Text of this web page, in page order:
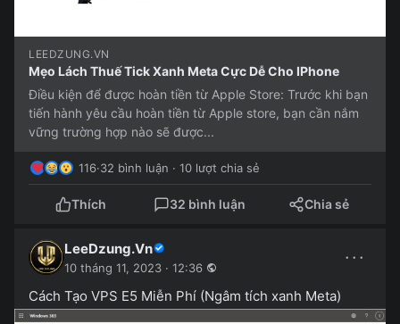
LEEDZUNG.VN
Mẹo Lách Thuế Tick Xanh Meta Cực Dễ Cho IPhone
Điều kiện để được hoàn tiền từ Apple Store: Trước khi bạn
tiến hành yêu cầu hoàn tiền từ Apple store, bạn cần nắm
vững trường hợp nào sẽ được...
116·32 bình luận · 10 lượt chia sẻ
Thích 32 bình luận Chia sẻ
LeeDzung.Vn
10 tháng 11, 2023 · 12:36 ···
Cách Tạo VPS E5 Miễn Phí (Ngâm tích xanh Meta)